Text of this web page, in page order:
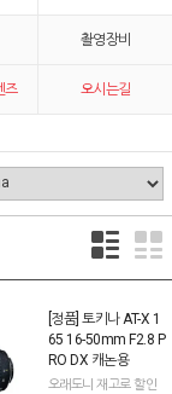
촬영장비
즈 오시는길
[정품] 토키나 AT-X 1
65 16-50mm F2.8 P
RO DX 캐논용
오래도니 재고로 할인